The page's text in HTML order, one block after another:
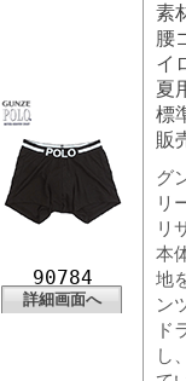
90784
詳細画面へ
素
腰
イ
夏
標
販
グ
リ
リ
本
地
ン
ド
し